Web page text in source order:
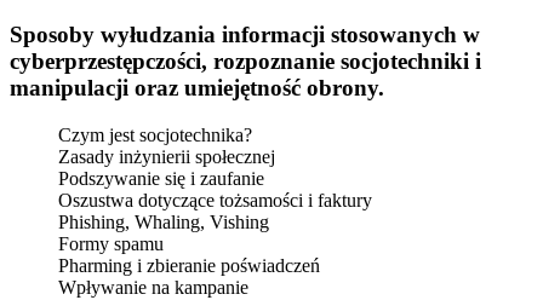
Sposoby wyłudzania informacji stosowanych w
cyberprzestępczości, rozpoznanie socjotechniki i
manipulacji oraz umiejętność obrony.
Czym jest socjotechnika?
Zasady inżynierii społecznej
Podszywanie się i zaufanie
Oszustwa dotyczące tożsamości i faktury
Phishing, Whaling, Vishing
Formy spamu
Pharming i zbieranie poświadczeń
Wpływanie na kampanie